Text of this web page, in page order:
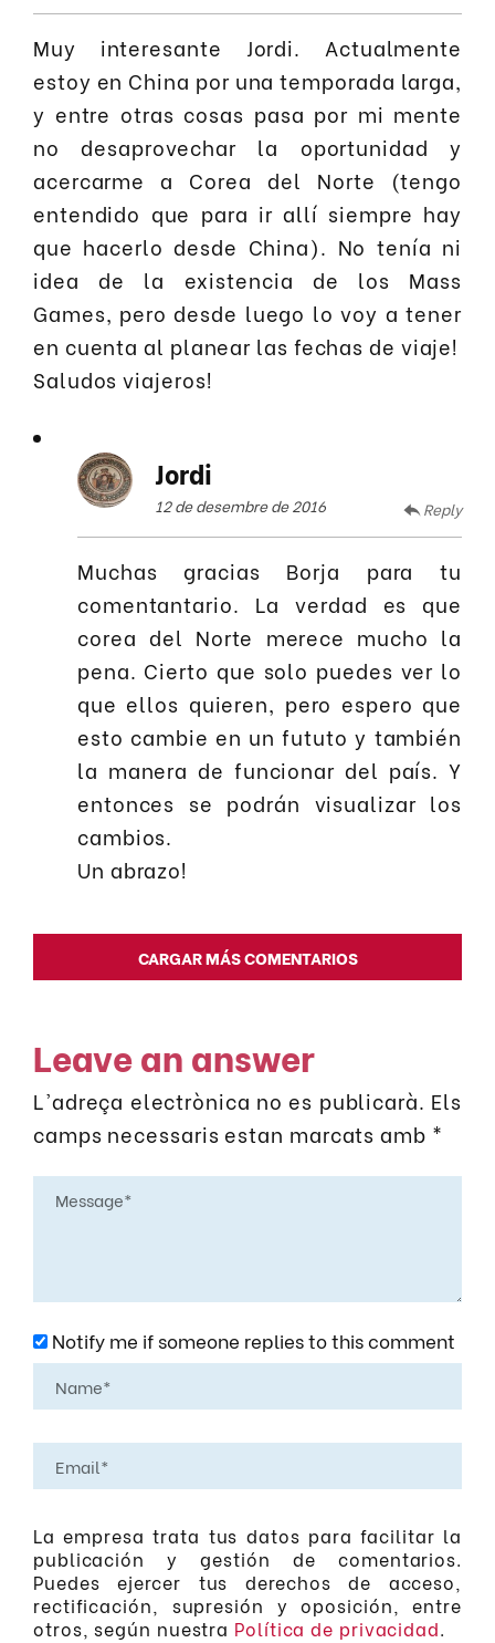
Muy interesante Jordi. Actualmente
estoy en China por una temporada larga,
y entre otras cosas pasa por mi mente
no desaprovechar la oportunidad y
acercarme a Corea del Norte (tengo
entendido que para ir allí siempre hay
que hacerlo desde China). No tenía ni
idea de la existencia de los Mass
Games, pero desde luego lo voy a tener
en cuenta al planear las fechas de viaje!
Saludos viajeros!
Jordi
12 de desembre de 2016 Reply
Muchas gracias Borja para tu
comentantario. La verdad es que
corea del Norte merece mucho la
pena. Cierto que solo puedes ver lo
que ellos quieren, pero espero que
esto cambie en un fututo y también
la manera de funcionar del país. Y
entonces se podrán visualizar los
cambios.
Un abrazo!
CARGAR MÁS COMENTARIOS
Leave an answer
L'adreça electrònica no es publicarà. Els
camps necessaris estan marcats amb *
Notify me if someone replies to this comment
La empresa trata tus datos para facilitar la
publicación y gestión de comentarios.
Puedes ejercer tus derechos de acceso,
rectificación, supresión y oposición, entre
otros, según nuestra Política de privacidad.